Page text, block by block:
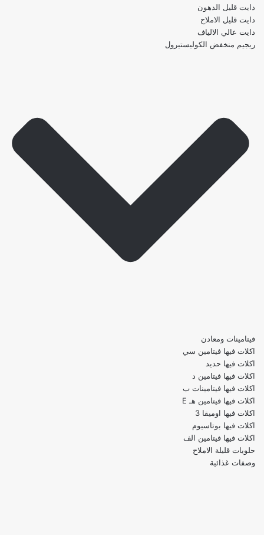
دايت قليل الدهون
دايت قليل الاملاح
دايت عالي الالياف
ريجيم منخفض الكوليستيرول
فيتامينات ومعادن
اكلات فيها فيتامين سي
اكلات فيها حديد
اكلات فيها فيتامين د
اكلات فيها فيتامينات ب
اكلات فيها فيتامين هـ E
اكلات فيها اوميقا 3
اكلات فيها بوتاسيوم
اكلات فيها فيتامين الف
حلويات قليلة الاملاح
وصفات غذائية